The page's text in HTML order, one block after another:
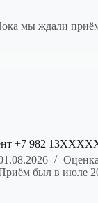
мы ждали
+7 982
был в июле